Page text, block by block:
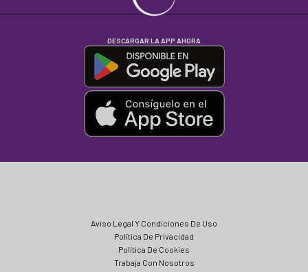
DESCARGAR LA APP AHORA
Aviso Legal Y Condiciones De Uso
Política De Privacidad
Política De Cookies
Trabaja Con Nosotros